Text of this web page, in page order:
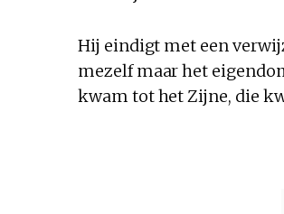
Hij eindigt met een
mezelf maar het
kwam tot het Zijne, die